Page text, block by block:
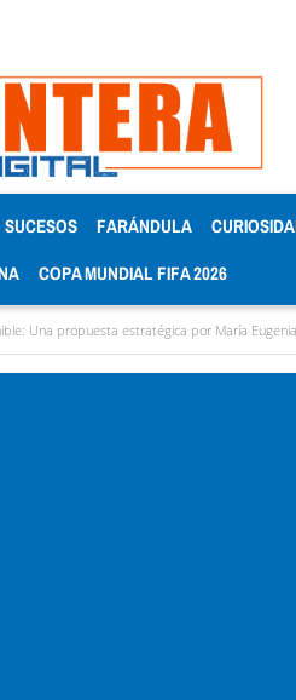
SUCESOS FARÁNDULA
COPA MUNDIAL FIFA 2026
estratégica por María Eugenia Febres